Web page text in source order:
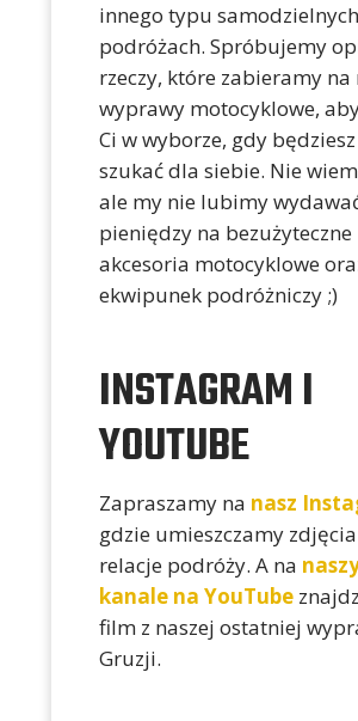
innego typu samodzielnych
podróżach. Spróbujemy
rzeczy, które zabieramy na
wyprawy motocyklowe,
Ci w wyborze, gdy
szukać dla siebie. Nie
ale my nie lubimy
pieniędzy na bezużyteczne
akcesoria motocyklowe
ekwipunek podróżniczy ;)
INSTAGRAM I
YOUTUBE
Zapraszamy na nasz
gdzie umieszczamy
relacje podróży. A na
kanale na YouTube
film z naszej ostatniej
Gruzji.